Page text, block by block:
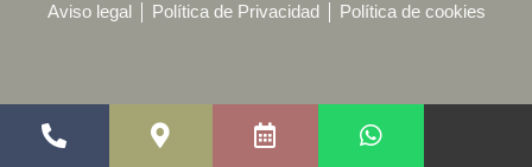
Aviso legal Política de Privacidad Política de cookies